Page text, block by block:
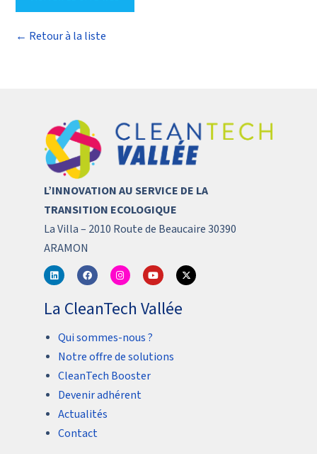
← Retour à la liste
L’INNOVATION AU SERVICE DE LA
TRANSITION ECOLOGIQUE
La Villa – 2010 Route de Beaucaire 30390
ARAMON
La CleanTech Vallée
Qui sommes-nous ?
Notre offre de solutions
CleanTech Booster
Devenir adhérent
Actualités
Contact